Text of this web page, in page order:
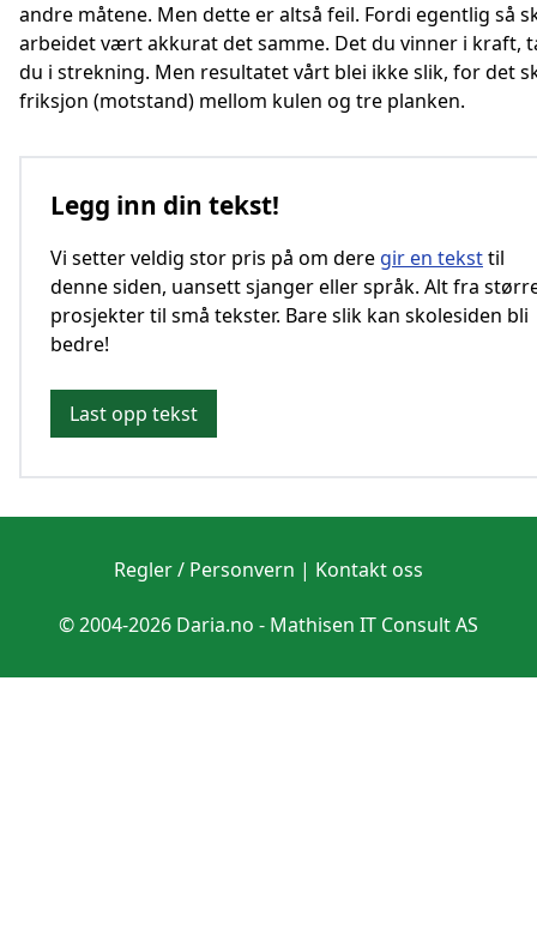
andre måtene. Men dette er altså feil. Fordi egentlig så
arbeidet vært akkurat det samme. Det du vinner i kraft,
du i strekning. Men resultatet vårt blei ikke slik, for det
friksjon (motstand) mellom kulen og tre planken.
Legg inn din tekst!
Vi setter veldig stor pris på om dere gir en teksttil
denne siden, uansett sjanger eller språk. Alt fra
prosjekter til små tekster. Bare slik kan skolesiden bli
bedre!
Last opp tekst
Regler / Personvern | Kontakt oss
© 2004-2026 Daria.no - Mathisen IT Consult AS